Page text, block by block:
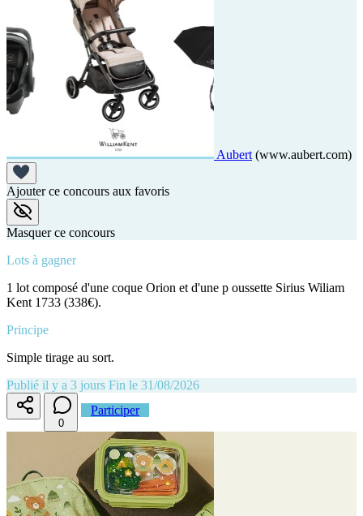
Aubert (www.aubert.com)
Ajouter ce concours aux favoris
Masquer ce concours
Lots à gagner
1 lot composé d'une coque Orion et d'une p oussette Sirius Wiliam
Kent 1733 (338€).
Principe
Simple tirage au sort.
Publié il y a 3 jours Fin le 31/08/2026
0
Participer